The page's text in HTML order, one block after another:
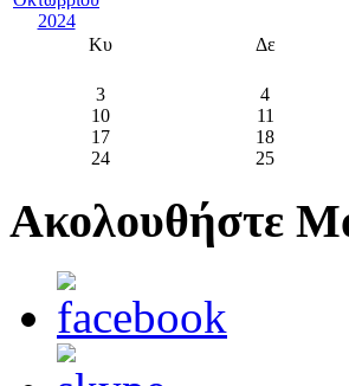
Κυ Δε
3 4
10
11
17
18
24
25
Ακολουθήστε